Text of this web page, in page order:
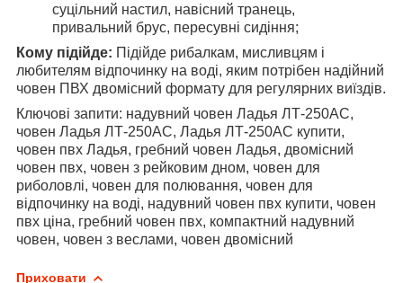
суцільний настил, навісний транець,
привальний брус, пересувні сидіння;
Кому підійде: Підійде рибалкам, мисливцям і
любителям відпочинку на воді, яким потрібен надійний
човен ПВХ двомісний формату для регулярних виїздів.
Ключові запити: надувний човен Ладья ЛТ-250АС,
човен Ладья ЛТ-250АС, Ладья ЛТ-250АС купити,
човен пвх Ладья, гребний човен Ладья, двомісний
човен пвх, човен з рейковим дном, човен для
риболовлі, човен для полювання, човен для
відпочинку на воді, надувний човен пвх купити, човен
пвх ціна, гребний човен пвх, компактний надувний
човен, човен з веслами, човен двомісний
Приховати